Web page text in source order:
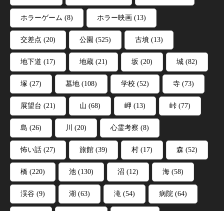
ホラーゲーム (8) ホラー映画 (13)
交差点 (20) 公園 (525) 古墳 (13)
地下道 (17) 地蔵 (21) 坂 (20) 城 (82)
塚 (27) 墓地 (108) 学校 (52) 寺 (73)
展望台 (21) 山 (68) 岬 (13) 峠 (77)
島 (26) 川 (20) 心霊考察 (8)
怖い話 (27) 旅館 (39) 村 (17) 森 (52)
橋 (220) 池 (130) 沼 (12) 海 (58)
渓谷 (9) 湖 (63) 滝 (54) 病院 (64)